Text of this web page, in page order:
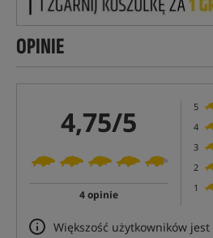
OPINIE
4,75/5
4 opinie
5
4
3
2
1
Większość użytkowników jest